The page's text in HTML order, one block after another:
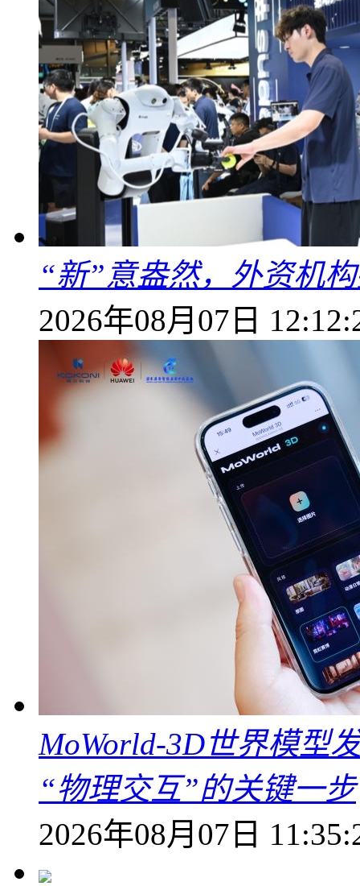
“新”意盎然，外资机
2026年08月07日
MoWorld-3D世界模型
“物理交互”的关键一步
2026年08月07日